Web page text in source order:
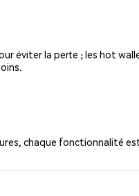
éviter la perte ; les hot
chaque fonctionnalité